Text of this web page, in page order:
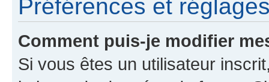
Préférences et
Comment puis-je modifier
Si vous êtes un utilisateur